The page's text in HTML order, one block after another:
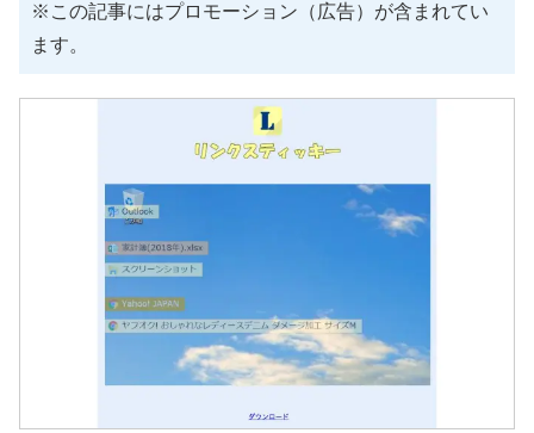
※この記事にはプロモーション（広告）が含まれてい
ます。